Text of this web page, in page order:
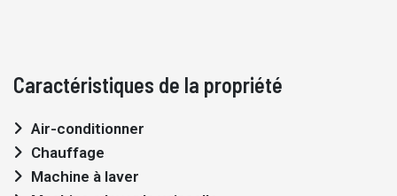
Caractéristiques de la propriété
Air-conditionner
Chauffage
Machine à laver